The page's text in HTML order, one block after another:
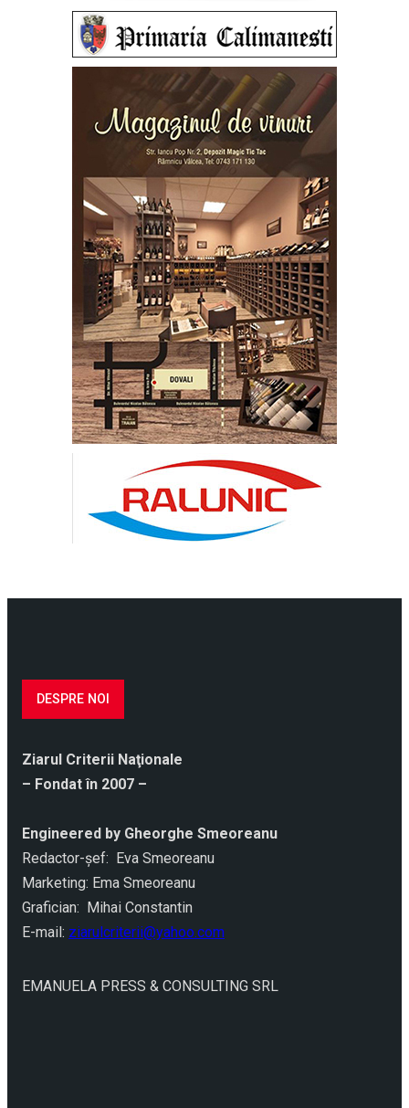
DESPRE NOI
Ziarul Criterii Naţionale
– Fondat în 2007 –
Engineered by Gheorghe Smeoreanu
Redactor-şef: Eva Smeoreanu
Marketing: Ema Smeoreanu
Grafician: Mihai Constantin
E-mail: ziarulcriterii@yahoo.com
EMANUELA PRESS & CONSULTING SRL